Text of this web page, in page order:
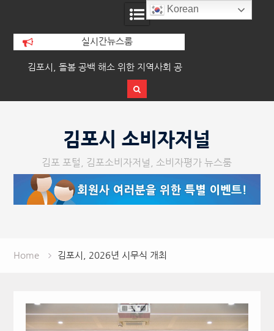
실시간뉴스룸
김포시, 돌봄 공백 해소 위한 지역사회 공
김포시 소비자저널
김포 포털, 김포소비자저널, 소비자평가 뉴스룸
Home 김포시, 2026년 시무식 개최
Korean